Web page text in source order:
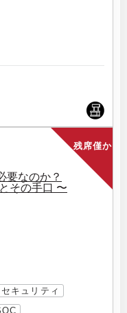
残席僅か
要なのか？
その手口 〜
キュリティ